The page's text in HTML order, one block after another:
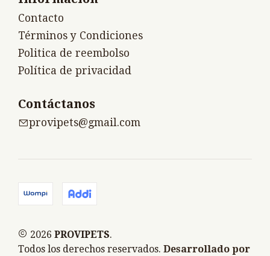
Contacto
Términos y Condiciones
Politica de reembolso
Política de privacidad
Contáctanos
provipets@gmail.com
2026 PROVIPETS.
Todos los derechos reservados. Desarrollado por